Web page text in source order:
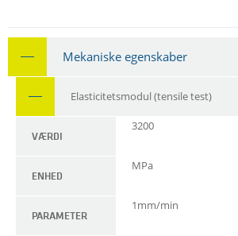
Mekaniske egenskaber
Elasticitetsmodul (tensile test)
VÆRDI
3200
ENHED
MPa
PARAMETER
1mm/min